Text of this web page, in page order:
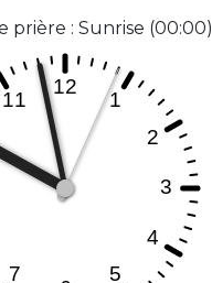
prière : Sunrise (00:00)